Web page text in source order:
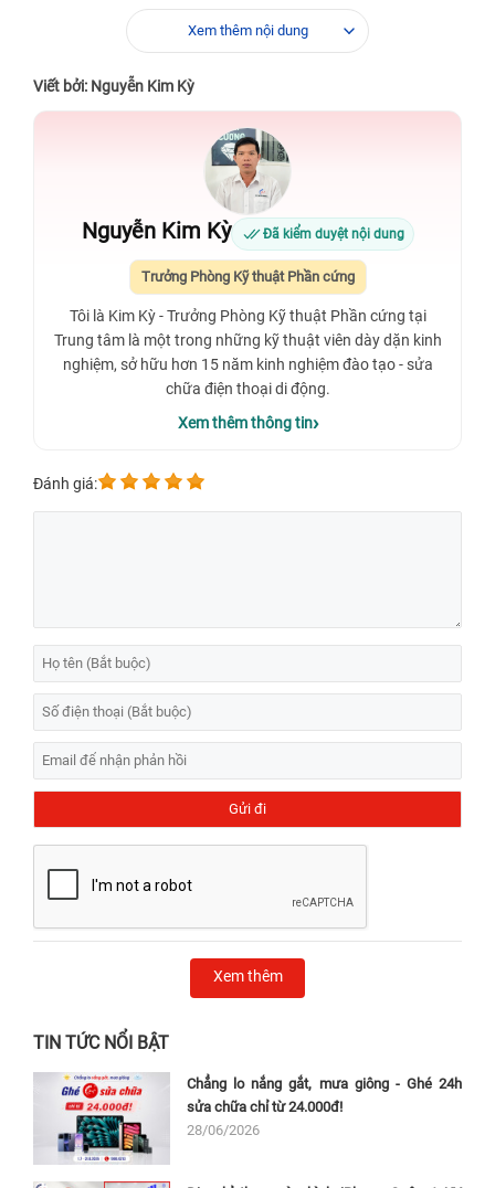
Xem thêm nội dung
Viết bởi: Nguyễn Kim Kỳ
Nguyễn Kim Kỳ Đã kiểm duyệt nội dung
Trưởng Phòng Kỹ thuật Phần cứng
Tôi là Kim Kỳ - Trưởng Phòng Kỹ thuật Phần cứng tại
Trung tâm là một trong những kỹ thuật viên dày dặn kinh
nghiệm, sở hữu hơn 15 năm kinh nghiệm đào tạo - sửa
chữa điện thoại di động.
Xem thêm thông tin
Đánh giá:
Xem thêm
TIN TỨC NỔI BẬT
Chẳng lo nắng gắt, mưa giông - Ghé 24h
sửa chữa chỉ từ 24.000đ!
28/06/2026